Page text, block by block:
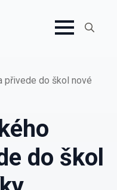
přivede do škol nové
do škol